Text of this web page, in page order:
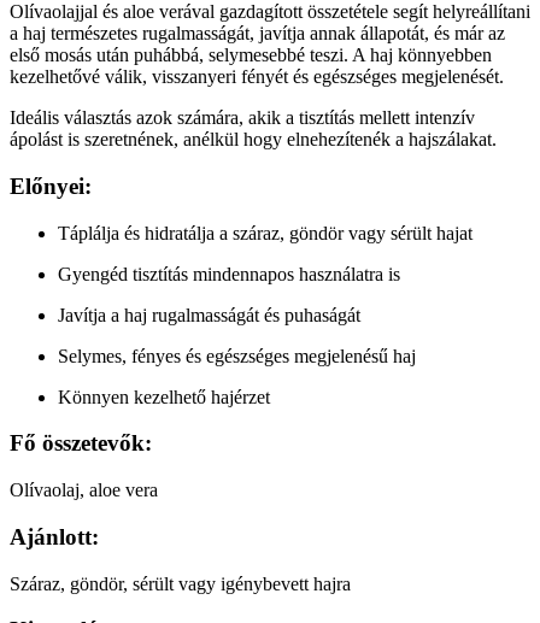
Olívaolajjal és aloe verával gazdagított összetétele segít helyreállítani
a haj természetes rugalmasságát, javítja annak állapotát, és már az
első mosás után puhábbá, selymesebbé teszi. A haj könnyebben
kezelhetővé válik, visszanyeri fényét és egészséges megjelenését.
Ideális választás azok számára, akik a tisztítás mellett intenzív
ápolást is szeretnének, anélkül hogy elnehezítenék a hajszálakat.
Előnyei:
Táplálja és hidratálja a száraz, göndör vagy sérült hajat
Gyengéd tisztítás mindennapos használatra is
Javítja a haj rugalmasságát és puhaságát
Selymes, fényes és egészséges megjelenésű haj
Könnyen kezelhető hajérzet
Fő összetevők:
Olívaolaj, aloe vera
Ajánlott:
Száraz, göndör, sérült vagy igénybevett hajra